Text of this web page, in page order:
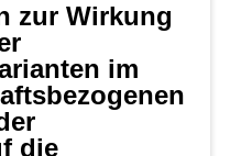
zur Wirkung
im
die